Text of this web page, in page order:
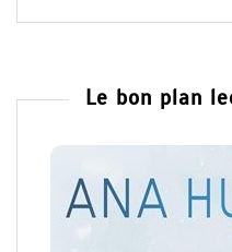
Le bon plan